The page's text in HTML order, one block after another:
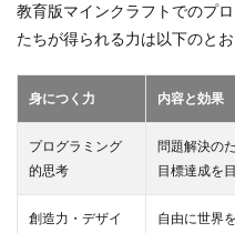
教育版マインクラフトでのプ
たちが得られる力は以下のとお
身につく力 内容と効果
プログラミング
的思考
問題解決の
目標達成を
創造力・デザイ
自由に世界